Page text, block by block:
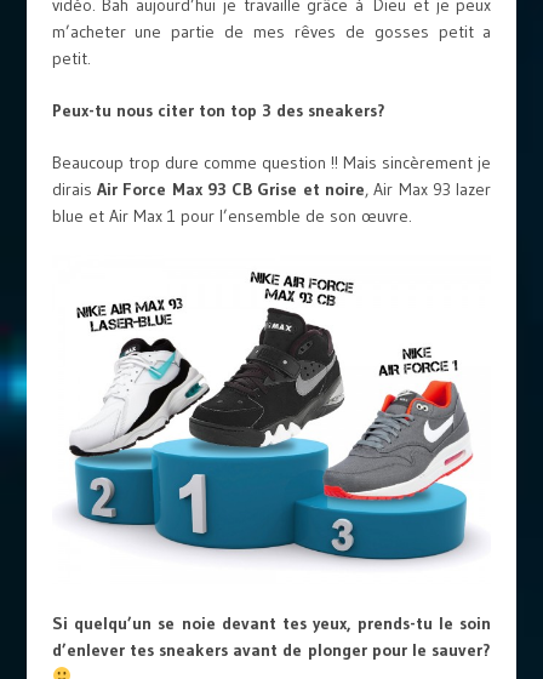
vidéo. Bah aujourd’hui je travaille grâce à Dieu et je peux
m’acheter une partie de mes rêves de gosses petit a
petit.
Peux-tu nous citer ton top 3 des sneakers?
Beaucoup trop dure comme question !! Mais sincèrement je
dirais Air Force Max 93 CB Grise et noire, Air Max 93 lazer
blue et Air Max 1 pour l’ensemble de son œuvre.
Si quelqu’un se noie devant tes yeux, prends-tu le soin
d’enlever tes sneakers avant de plonger pour le sauver?